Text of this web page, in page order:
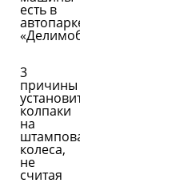
есть в
автопарке
«Делимобиля»
3
причины
установить
колпаки
на
штампованные
колеса,
не
считая